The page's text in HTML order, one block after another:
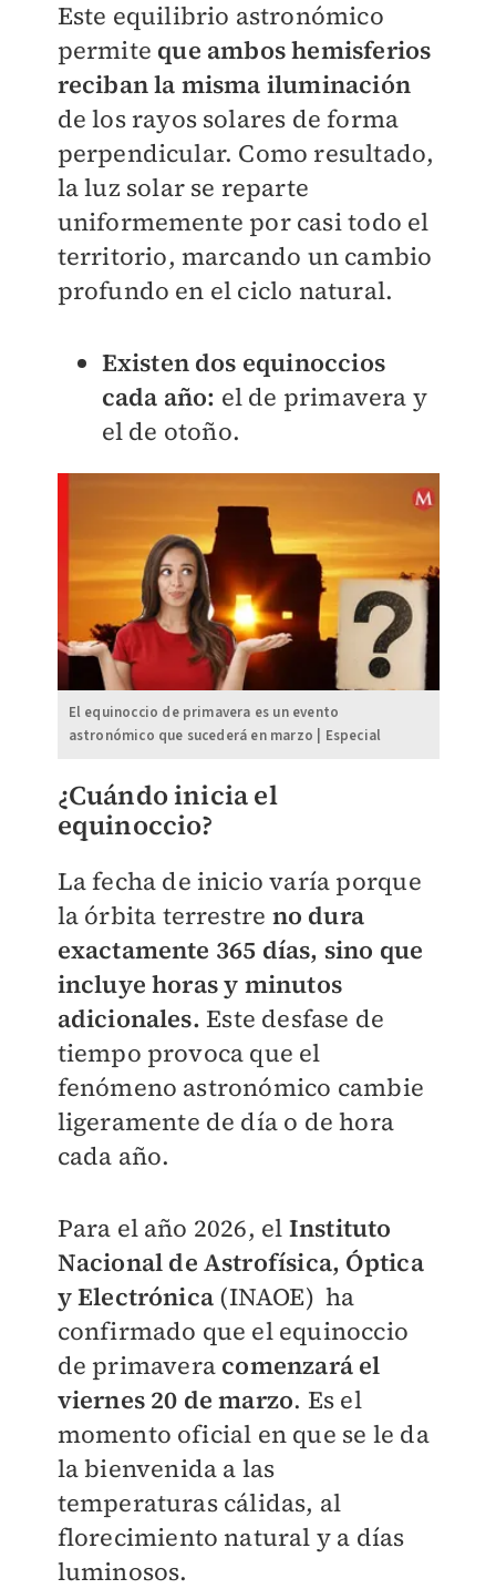
Este equilibrio astronómico
permite que ambos hemisferios
reciban la misma iluminación
de los rayos solares de forma
perpendicular. Como resultado,
la luz solar se reparte
uniformemente por casi todo el
territorio, marcando un cambio
profundo en el ciclo natural.
Existen dos equinoccios
cada año: el de primavera y
el de otoño.
El equinoccio de primavera es un evento
astronómico que sucederá en marzo | Especial
¿Cuándo inicia el
equinoccio?
La fecha de inicio varía porque
la órbita terrestre no dura
exactamente 365 días, sino que
incluye horas y minutos
adicionales. Este desfase de
tiempo provoca que el
fenómeno astronómico cambie
ligeramente de día o de hora
cada año.
Para el año 2026, el Instituto
Nacional de Astrofísica, Óptica
y Electrónica (INAOE) ha
confirmado que el equinoccio
de primaveracomenzará el
viernes 20 de marzo. Es el
momento oficial en que se le da
la bienvenida a las
temperaturas cálidas, al
florecimiento natural y a días
luminosos.